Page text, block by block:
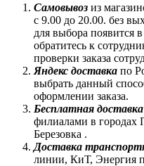
Самовывоз из
с 9.00 до 20.00. без
для выбора появится
обратитесь к
проверки заказа
Яндекс доставка по
выбрать данный
оформлении заказа.
Бесплатная доставка
филиалами в городах
Березовка .
Доставка
линии, КиТ, Энергия